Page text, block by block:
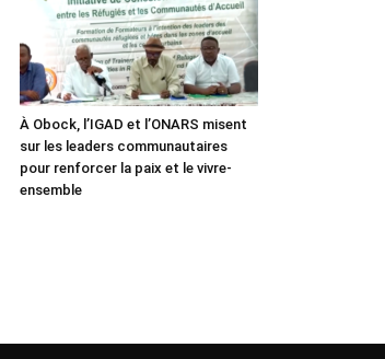
À Obock, l’IGAD et l’ONARS misent
sur les leaders communautaires
pour renforcer la paix et le vivre-
ensemble